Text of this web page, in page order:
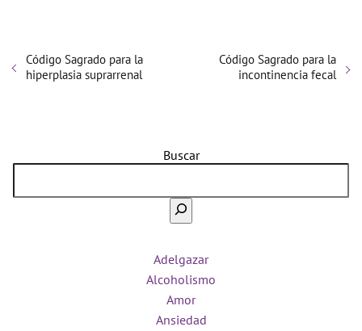
Código Sagrado para la
hiperplasia suprarrenal
Código Sagrado para la
incontinencia fecal
Buscar
Adelgazar
Alcoholismo
Amor
Ansiedad